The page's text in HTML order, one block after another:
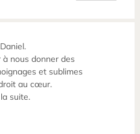
nous donner des
et sublimes
au cœur.
suite.